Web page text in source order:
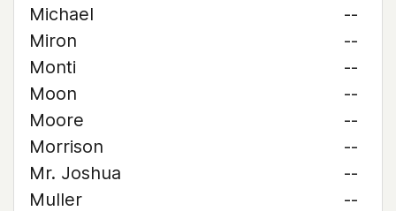
Michael
--
Miron
--
Monti
--
Moon
--
Moore
--
Morrison
--
Mr. Joshua
--
Muller
--